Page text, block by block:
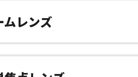
ムレンズ